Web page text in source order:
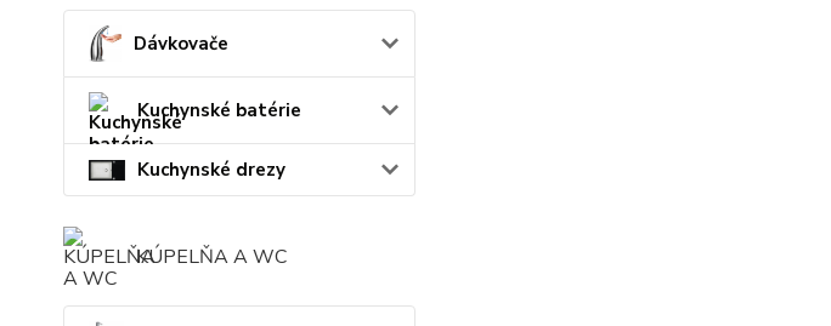
Dávkovače
Kuchynské batérie
Kuchynské drezy
KÚPELŇA A WC